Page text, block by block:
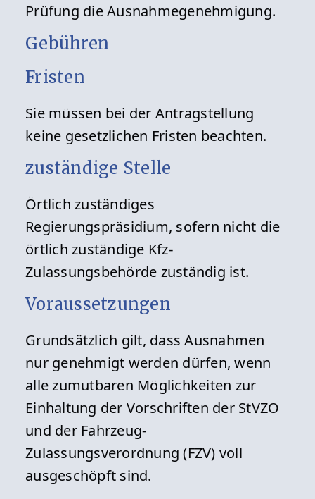
Prüfung die Ausnahmegenehmigung.
Gebühren
Fristen
Sie müssen bei der Antragstellung
keine gesetzlichen Fristen beachten.
zuständige Stelle
Örtlich zuständiges
Regierungspräsidium, sofern nicht die
örtlich zuständige Kfz-
Zulassungsbehörde zuständig ist.
Voraussetzungen
Grundsätzlich gilt, dass Ausnahmen
nur genehmigt werden dürfen, wenn
alle zumutbaren Möglichkeiten zur
Einhaltung der Vorschriften der StVZO
und der Fahrzeug-
Zulassungsverordnung (FZV) voll
ausgeschöpft sind.